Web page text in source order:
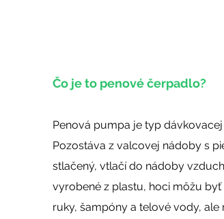
Čo je to penové čerpadlo?
Penová pumpa je typ
Pozostáva z valcovej nádoby s
stlačený, vtlačí do nádoby
vyrobené z plastu, hoci môžu
ruky, šampóny a telové vody,